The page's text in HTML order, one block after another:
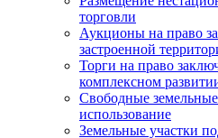
торговли
Аукционы на право
застроенной
Торги на право
комплексном
Свободные
использование
Земельные участки